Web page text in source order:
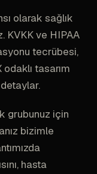
olarak sağlık
KVKK ve HIPAA
tecrübesi,
tasarım
grubunuz için
bizimle
hasta